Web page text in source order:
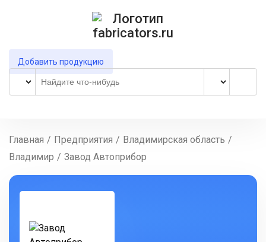
Добавить продукцию
Главная / Предприятия / Владимирская область /
Владимир / Завод Автоприбор